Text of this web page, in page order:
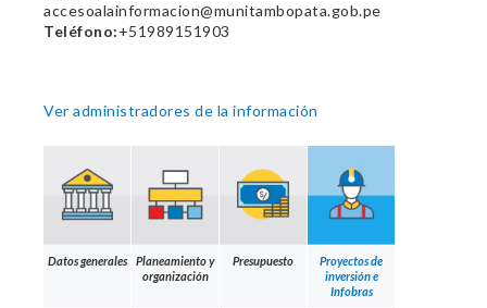
accesoalainformacion@munitambopata.gob.pe
Teléfono:+51989151903
Ver administradores de la información
Datos generales
Planeamiento y
organización
Presupuesto
Proyectos de
inversión e
Infobras